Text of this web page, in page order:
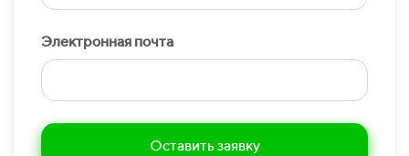
Электронная почта
Оставить заявку